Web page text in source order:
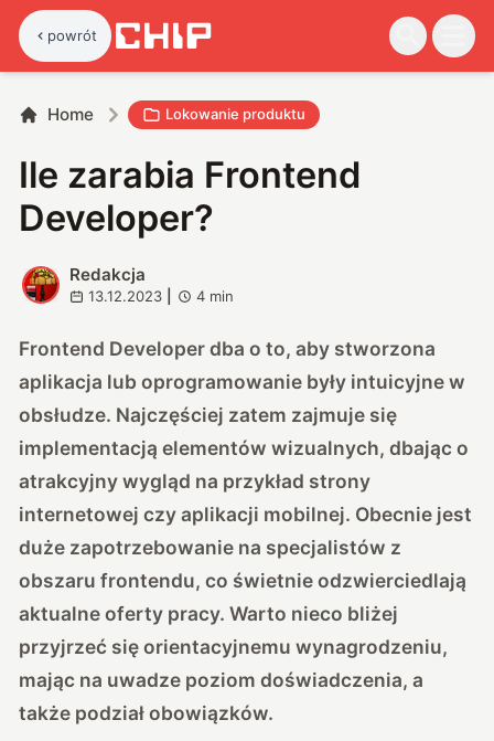
powrót
Home Lokowanie produktu
Ile zarabia Frontend
Developer?
R
Redakcja
13.12.2023 4 min
Frontend Developer dba o to, aby stworzona
aplikacja lub oprogramowanie były intuicyjne w
obsłudze. Najczęściej zatem zajmuje się
implementacją elementów wizualnych, dbając o
atrakcyjny wygląd na przykład strony
internetowej czy aplikacji mobilnej. Obecnie jest
duże zapotrzebowanie na specjalistów z
obszaru frontendu, co świetnie odzwierciedlają
aktualne oferty pracy. Warto nieco bliżej
przyjrzeć się orientacyjnemu wynagrodzeniu,
mając na uwadze poziom doświadczenia, a
także podział obowiązków.